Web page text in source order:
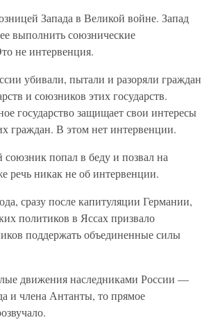
Запада в Великой войне. Запад
ее выполнить союзнические
не интервенция.
убивали, пытали и разоряли граждан
и союзников этих государств.
государство защищает свои интересы
граждан. В этом нет интервенции.
попал в беду и позвал на
речь никак не об интервенции.
сразу после капитуляции Германии,
политиков в Яссах призвало
поддержать объединенные силы
движения наследниками России —
и члена Антанты, то прямое